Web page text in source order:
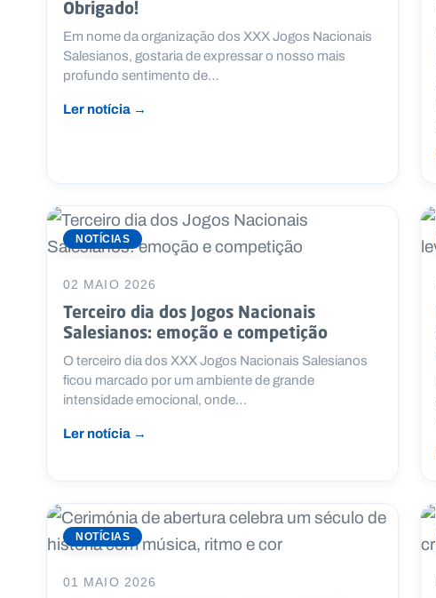
Obrigado!
Em nome da organização dos XXX Jogos Nacionais
Salesianos, gostaria de expressar o nosso mais
profundo sentimento de…
Ler notícia →
NOTÍCIAS
02 MAIO 2026
Terceiro dia dos Jogos Nacionais
Salesianos: emoção e competição
O terceiro dia dos XXX Jogos Nacionais Salesianos
ficou marcado por um ambiente de grande
intensidade emocional, onde…
Ler notícia →
NOTÍCIAS
01 MAIO 2026